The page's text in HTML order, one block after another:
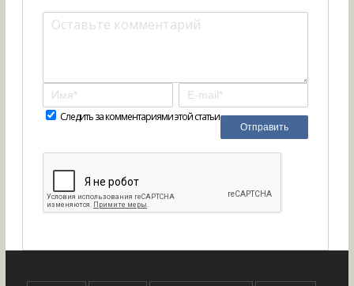
Следить за комментариями этой статьи